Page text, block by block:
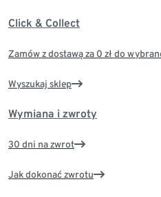
Click & Collect
Zamów z dostawą za 0 zł do
Wyszukaj sklep
Wymiana i zwroty
30 dni na zwrot
Jak dokonać zwrotu